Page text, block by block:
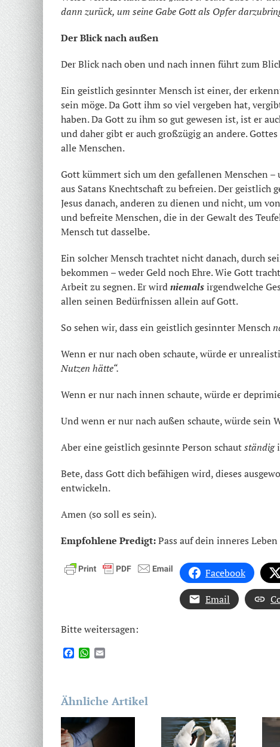
dann zurück, um seine Gabe Gott als Opfer
Der Blick nach außen
Der Blick nach oben und nach innen führt zum
Ein geistlich gesinnter Mensch ist einer, der
sein möge. Da Gott ihm so viel vergeben hat,
haben. Da Gott zu ihm so gut gewesen ist, ist er
und daher gibt er auch großzügig an andere.
alle Menschen.
Gott kümmert sich um den gefallenen Menschen
aus Satans Knechtschaft zu befreien. Der geistlich
Jesus danach, anderen zu dienen und nicht, um
und befreite Menschen, die in der Gewalt des
Mensch tut dasselbe.
Ein solcher Mensch trachtet nicht danach, durch
bekommen – weder Geld noch Ehre. Wie Gott
Arbeit zu segnen. Er wirdniemalsirgendwelche
allen seinen Bedürfnissen allein auf Gott.
So sehen wir, dass ein geistlich gesinnter Mensch
Wenn er nur nach oben schaute, würde er
Nutzen hätte“.
Wenn er nur nach innen schaute, würde er
Und wenn er nur nach außen schaute, würde sein
Aber eine geistlich gesinnte Person schautständig
Bete, dass Gott dich befähigen wird, dieses
entwickeln.
Amen (so soll es sein).
Empfohlene Predigt:Pass auf dein inneres Leben
Facebook
Email
Bitte weitersagen:
FacebookWhatsApp
Ähnliche Artikel
Grundsätze
Die